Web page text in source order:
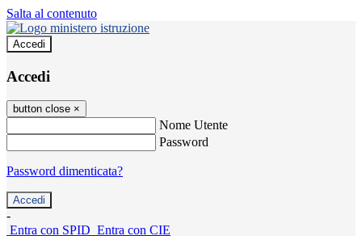
Salta al contenuto
Accedi
Accedi
button close ×
Nome Utente
Password
Password dimenticata?
-
Entra con SPID Entra con CIE